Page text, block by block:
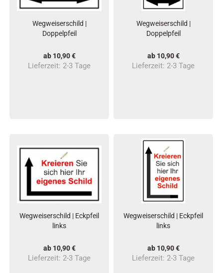
Wegweiserschild |
Doppelpfeil
ab 10,90 €
Lieferzeit: 2-3 Tage
Wegweiserschild |
Doppelpfeil
ab 10,90 €
Lieferzeit: 2-3 Tage
Wegweiserschild | Eckpfeil
links
ab 10,90 €
Lieferzeit: 2-3 Tage
Wegweiserschild | Eckpfeil
links
ab 10,90 €
Lieferzeit: 2-3 Tage